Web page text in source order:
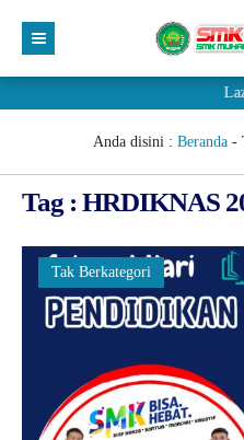
Anda disini : Beranda -
Tag : HRDIKNAS
Tak Berkategori